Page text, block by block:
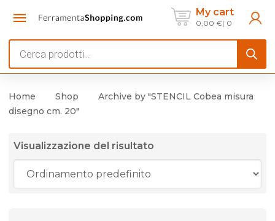
My cart
0,00 € 0
search
Home Shop
Archive by "STENCIL Cobea misura
disegno cm. 20"
Visualizzazione del risultato